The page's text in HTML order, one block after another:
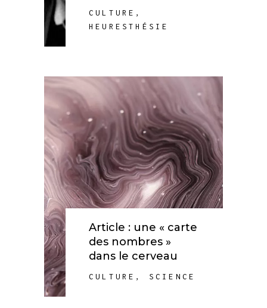
CULTURE ,
HEURESTHÉSIE
Article : une « carte
des nombres »
dans le cerveau
CULTURE , SCIENCE